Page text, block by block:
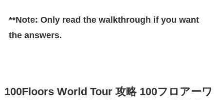
**Note: Only read the walkthrough if you want
the answers.
100Floors World Tour 攻略 100フロアーワ